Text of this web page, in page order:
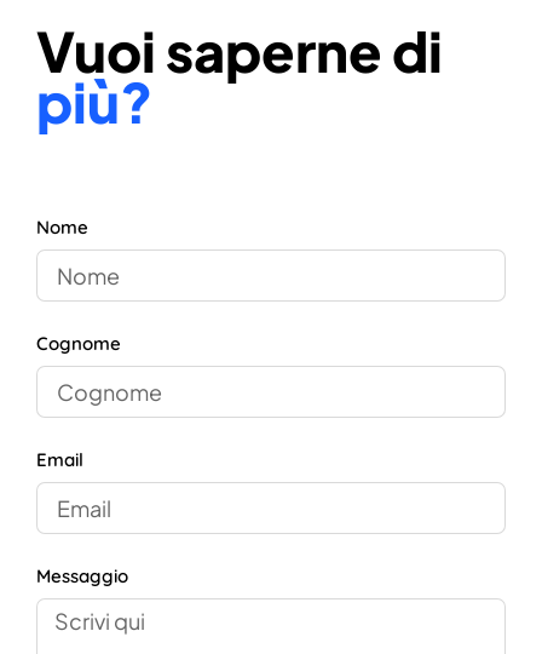
Vuoi saperne di
più?
Nome
Cognome
Email
Messaggio